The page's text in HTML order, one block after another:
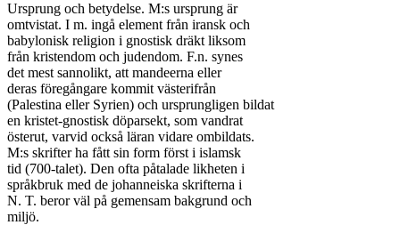
Ursprung och betydelse. M:s ursprung är
omtvistat. I m. ingå element från iransk och
babylonisk religion i gnostisk dräkt liksom
från kristendom och judendom. F.n. synes
det mest sannolikt, att mandeerna eller
deras föregångare kommit västerifrån
(Palestina eller Syrien) och ursprungligen bildat
en kristet-gnostisk döparsekt, som vandrat
österut, varvid också läran vidare ombildats.
M:s skrifter ha fått sin form först i islamsk
tid (700-talet). Den ofta påtalade likheten i
språkbruk med de johanneiska skrifterna i
N. T. beror väl på gemensam bakgrund och
miljö.